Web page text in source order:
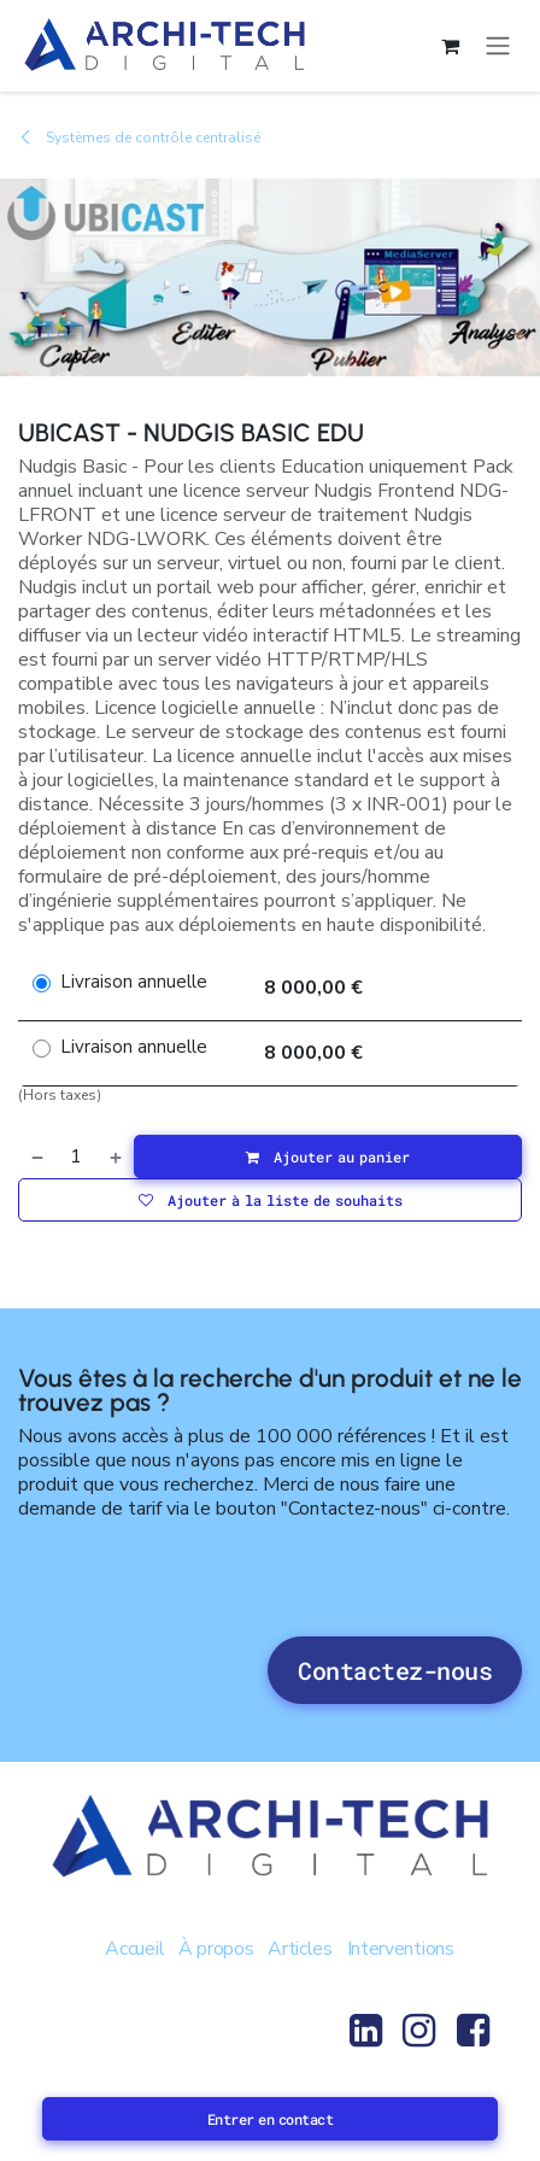
Systèmes de contrôle centralisé
UBICAST - NUDGIS BASIC EDU
Nudgis Basic - Pour les clients Education uniquement Pack
annuel incluant une licence serveur Nudgis Frontend NDG-
LFRONT et une licence serveur de traitement Nudgis
Worker NDG-LWORK. Ces éléments doivent être
déployés sur un serveur, virtuel ou non, fourni par le client.
Nudgis inclut un portail web pour afficher, gérer, enrichir et
partager des contenus, éditer leurs métadonnées et les
diffuser via un lecteur vidéo interactif HTML5. Le streaming
est fourni par un server vidéo HTTP/RTMP/HLS
compatible avec tous les navigateurs à jour et appareils
mobiles. Licence logicielle annuelle : N’inclut donc pas de
stockage. Le serveur de stockage des contenus est fourni
par l’utilisateur. La licence annuelle inclut l'accès aux mises
à jour logicielles, la maintenance standard et le support à
distance. Nécessite 3 jours/hommes (3 x INR-001) pour le
déploiement à distance En cas d’environnement de
déploiement non conforme aux pré-requis et/ou au
formulaire de pré-déploiement, des jours/homme
d’ingénierie supplémentaires pourront s’appliquer. Ne
s'applique pas aux déploiements en haute disponibilité.
Livraison annuelle 8 000,00 €
Livraison annuelle 8 000,00 €
(Hors taxes)
Ajouter au panier
Ajouter à la liste de souhaits
Vous êtes à la recherche d'un produit et ne le
trouvez pas ?
Nous avons accès à plus de 100 000 références ! Et il est
possible que nous n'ayons pas encore mis en ligne le
produit que vous recherchez. Merci de nous faire une
demande de tarif via le bouton "Contactez-nous" ci-contre.
Contactez-nous
Accueil À propos Articles Interventions
Entrer en contact